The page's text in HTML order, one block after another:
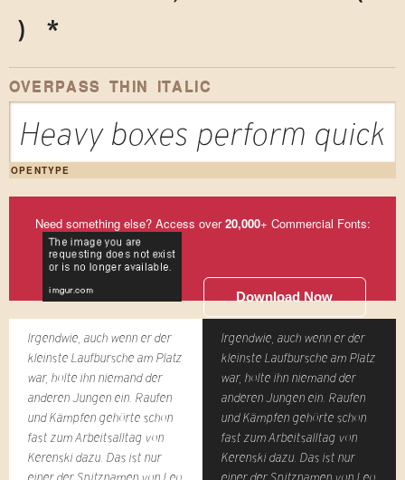
)
*
OVERPASS THIN ITALIC
Heavy boxes perform quick
OPENTYPE
Need something else? Access over20,000+ Commercial Fonts:
Download Now
Irgendwie, auch wenn er der
kleinste Laufbursche am Platz
war, holte ihn niemand der
anderen Jungen ein. Raufen
und Kämpfen gehörte schon
fast zum Arbeitsalltag von
Kerenski dazu. Das ist nur
Irgendwie, auch wenn er der
kleinste Laufbursche am Platz
war, holte ihn niemand der
anderen Jungen ein. Raufen
und Kämpfen gehörte schon
fast zum Arbeitsalltag von
Kerenski dazu. Das ist nur